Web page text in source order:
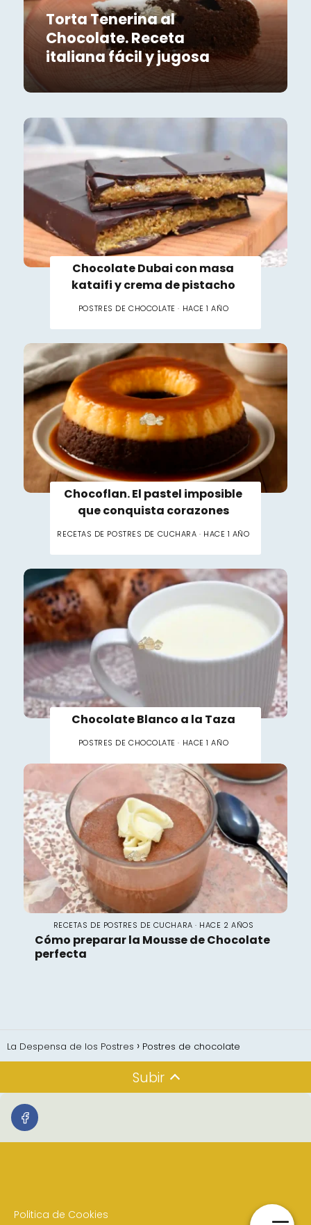
Torta Tenerina al
Chocolate. Receta
italiana fácil y jugosa
POSTRES DE CHOCOLATE · HACE 1 AÑO
Chocolate Dubai con masa
kataifi y crema de pistacho
RECETAS DE POSTRES DE CUCHARA · HACE 1 AÑO
Chocoflan. El pastel imposible
que conquista corazones
POSTRES DE CHOCOLATE · HACE 1 AÑO
Chocolate Blanco a la Taza
RECETAS DE POSTRES DE CUCHARA · HACE 2 AÑOS
Cómo preparar la Mousse de Chocolate
perfecta
La Despensa de los Postres Postres de chocolate
Subir
Politica de Cookies